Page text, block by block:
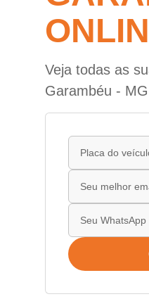
Veja todas as
Garambéu -